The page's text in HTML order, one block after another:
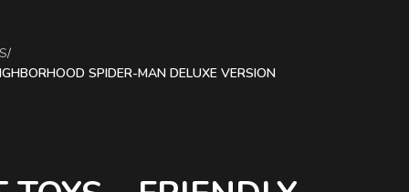
/
SPIDER-MAN DELUXE VERSION